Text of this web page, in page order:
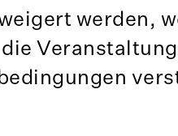
werden,